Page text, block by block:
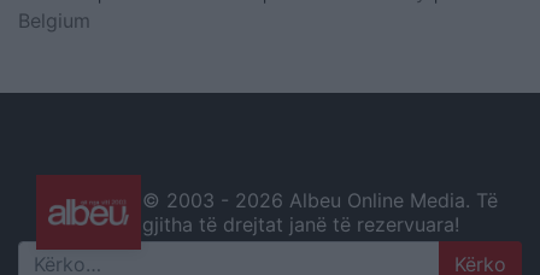
Belgium
© 2003 - 2026 Albeu Online Media. Të
gjitha të drejtat janë të rezervuara!